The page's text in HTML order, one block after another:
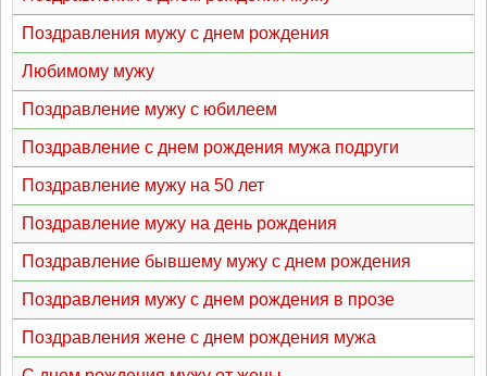
Поздравления мужу с днем рождения
Любимому мужу
Поздравление мужу с юбилеем
Поздравление с днем рождения мужа подруги
Поздравление мужу на 50 лет
Поздравление мужу на день рождения
Поздравление бывшему мужу с днем рождения
Поздравления мужу с днем рождения в прозе
Поздравления жене с днем рождения мужа